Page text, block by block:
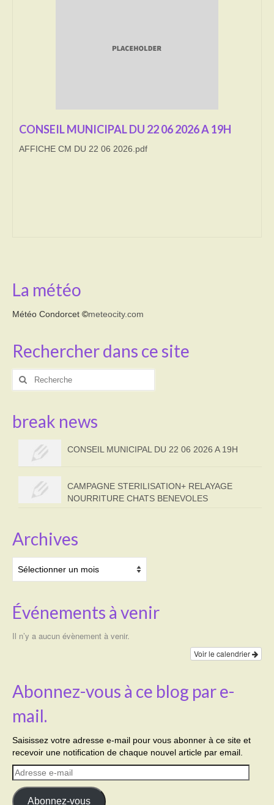
LE BRULAGE DES VEGETAUX
DECHETS VERTS
CONSEIL MUNICIPAL DU 22 06 2026 A 19H
AFFICHE CM DU 22 06 2026.pdf
La météo
Météo Condorcet ©meteocity.com
Rechercher dans ce site
Rechercher
break news
CONSEIL MUNICIPAL DU 22 06 2026 A 19H
CAMPAGNE STERILISATION+ RELAYAGE
NOURRITURE CHATS BENEVOLES
Archives
Événements à venir
Il n’y a aucun évènement à venir.
Voir le calendrier
Abonnez-vous à ce blog par e-
mail.
Saisissez votre adresse e-mail pour vous abonner à ce site et
recevoir une notification de chaque nouvel article par email.
Adresse
e-
mail
Abonnez-vous